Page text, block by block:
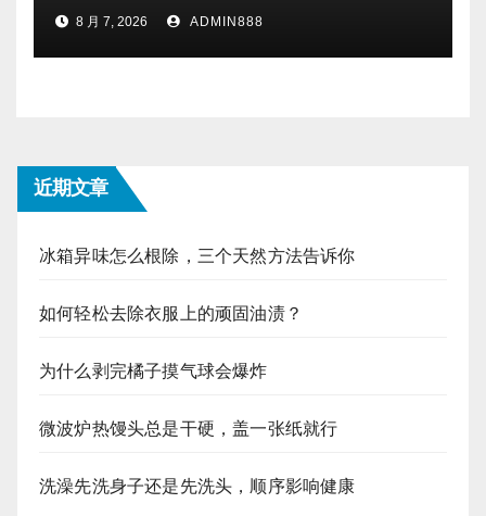
8 月 7, 2026 ADMIN888
近期文章
冰箱异味怎么根除，三个天然方法告诉你
如何轻松去除衣服上的顽固油渍？
为什么剥完橘子摸气球会爆炸
微波炉热馒头总是干硬，盖一张纸就行
洗澡先洗身子还是先洗头，顺序影响健康